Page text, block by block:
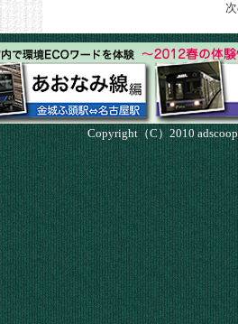
Copyright（C）2010